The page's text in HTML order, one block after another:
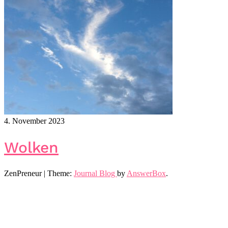
4. November 2023
Wolken
ZenPreneur | Theme: Journal Blog by AnswerBox.